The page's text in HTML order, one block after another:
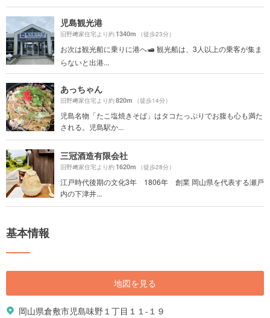
児島観光港
旧野﨑家住宅より約1340m （徒歩23分）
お次は観光船に乗りに港へ🛥 観光船は、3人以上の乗客が集ま
らないと出港...
あっちゃん
旧野﨑家住宅より約820m （徒歩14分）
児島名物「たこ塩焼きそば」はタコたっぷりでお腹も心も満た
される。児島駅か...
三冠酒造有限会社
旧野﨑家住宅より約1620m （徒歩28分）
江戸時代後期の文化3年 1806年 創業 岡山県を代表する瀬戸
内の下津井...
基本情報
地図を見る
岡山県倉敷市児島味野１丁目１１-１９